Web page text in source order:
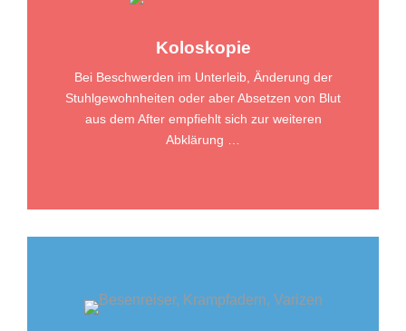
Koloskopie
Bei Beschwerden im Unterleib, Änderung der
Stuhlgewohnheiten oder aber Absetzen von Blut
aus dem After empfiehlt sich zur weiteren
Abklärung …